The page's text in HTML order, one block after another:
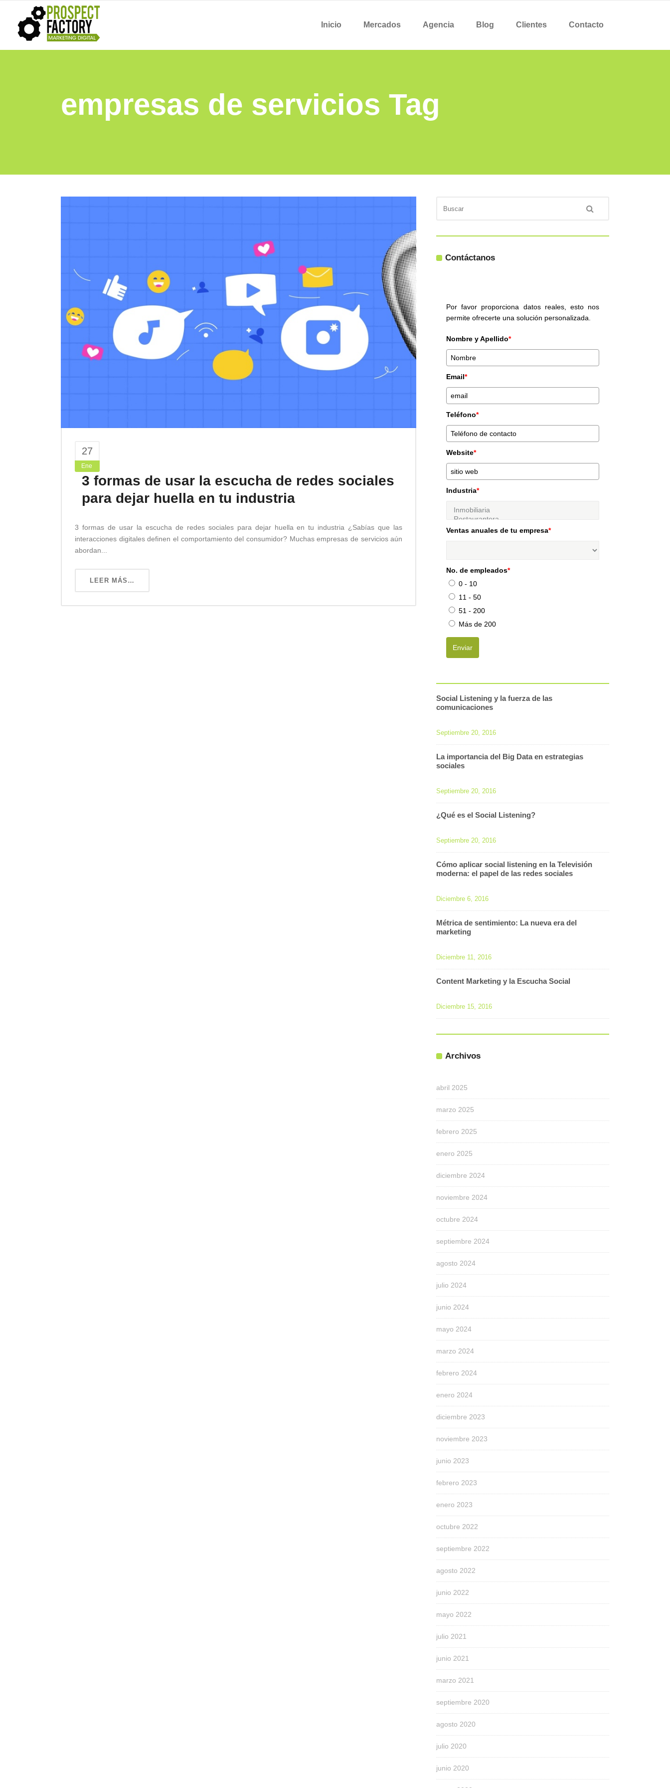
Inicio Mercados Agencia Blog Clientes Contacto
empresas de servicios Tag
27
Ene
3 formas de usar la escucha de redes sociales
para dejar huella en tu industria
3 formas de usar la escucha de redes sociales para dejar huella en tu industria ¿Sabías que las
interacciones digitales definen el comportamiento del consumidor? Muchas empresas de servicios aún
abordan...
LEER MÁS…
Contáctanos
Por favor proporciona datos reales, esto nos
permite ofrecerte una solución personalizada.
Nombre y Apellido*
Email*
Teléfono*
Website*
Industria*
Ventas anuales de tu empresa*
No. de empleados*
0 - 10
11 - 50
51 - 200
Más de 200
Enviar
Social Listening y la fuerza de las
comunicaciones
Septiembre 20, 2016
La importancia del Big Data en estrategias
sociales
Septiembre 20, 2016
¿Qué es el Social Listening?
Septiembre 20, 2016
Cómo aplicar social listening en la Televisión
moderna: el papel de las redes sociales
Diciembre 6, 2016
Métrica de sentimiento: La nueva era del
marketing
Diciembre 11, 2016
Content Marketing y la Escucha Social
Diciembre 15, 2016
Archivos
abril 2025
marzo 2025
febrero 2025
enero 2025
diciembre 2024
noviembre 2024
octubre 2024
septiembre 2024
agosto 2024
julio 2024
junio 2024
mayo 2024
marzo 2024
febrero 2024
enero 2024
diciembre 2023
noviembre 2023
junio 2023
febrero 2023
enero 2023
octubre 2022
septiembre 2022
agosto 2022
junio 2022
mayo 2022
julio 2021
junio 2021
marzo 2021
septiembre 2020
agosto 2020
julio 2020
junio 2020